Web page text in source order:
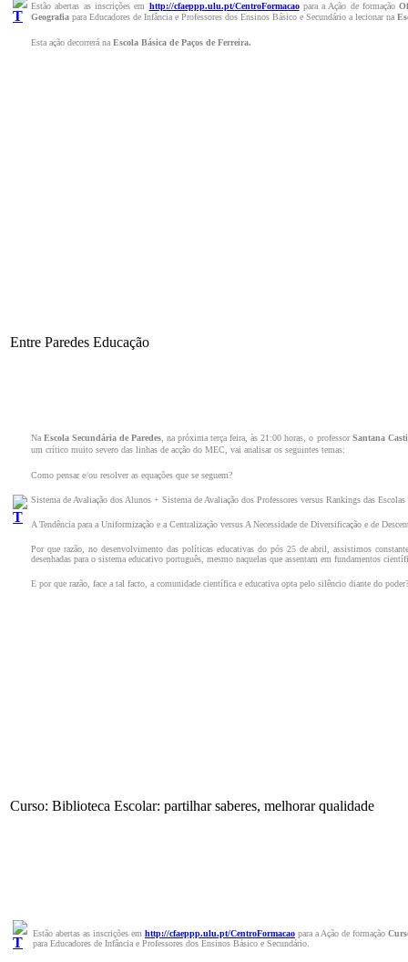
Estão abertas as inscrições em http://cfaeppp.ulu.pt/CentroFormacao para a Ação de formação
Geografia para Educadores de Infância e Professores dos Ensinos Básico e Secundário a lecionar na
Esta ação decorrerá na Escola Básica de Paços de Ferreira.
Entre Paredes Educação
NaEscola Secundária de Paredes , na próxima terça feira, às 21:00 horas, o professorSantana
um crítico muito severo das linhas de acção do MEC, vai analisar os seguintes temas:
Como pensar e/ou resolver as equações que se seguem?
Sistema de Avaliação dos Alunos + Sistema de Avaliação dos Professores ​​​​​versus Rankings das
A Tendência para a Uniformização e a Centralização versus A Necessidade de Diversificação e de
Por que razão, no desenvolvimento das políticas educativas do pós 25 de abril, assistimos
desenhadas para o sistema educativo português, mesmo naquelas que assentam em fundamentos
E por que razão, face a tal facto, a comunidade científica e educativa opta pelo silêncio diante do poder?
Curso: Biblioteca Escolar: partilhar saberes, melhorar qualidade
Estão abertas as inscrições em http://cfaeppp.ulu.pt/CentroFormacao para a Ação de formação
para Educadores de Infância e Professores dos Ensinos Básico e Secundário.